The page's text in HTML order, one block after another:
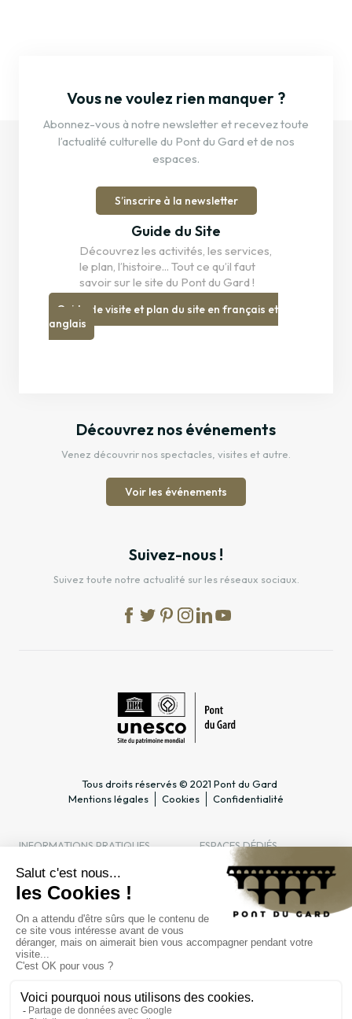
Vous ne voulez rien manquer ?
Abonnez-vous à notre newsletter et recevez toute
l’actualité culturelle du Pont du Gard et de nos
espaces.
S’inscrire à la newsletter
Guide du Site
Découvrez les activités, les services,
le plan, l’histoire... Tout ce qu’il faut
savoir sur le site du Pont du Gard !
Guide de visite et plan du site en français et
anglais
Découvrez nos événements
Venez découvrir nos spectacles, visites et autre.
Voir les événements
Suivez-nous !
Suivez toute notre actualité sur les réseaux sociaux.
Tous droits réservés © 2021 Pont du Gard
Mentions légales
Cookies Confidentialité
INFORMATIONS PRATIQUES
Horaires
Accès
Tarifs & abonnements
Contact
FAQ
ESPACES DÉDIÉS
Professionnel du tourisme &
Groupe
Enseignant & Scolaire
Entreprise & CSE
L'ÉTABLISSEMENT PUBLIC
Gestion
Recrutement